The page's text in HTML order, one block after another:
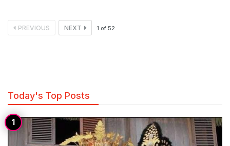
PREVIOUS NEXT 1 of 52
Today's Top Posts